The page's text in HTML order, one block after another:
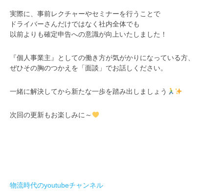
実際に、事前レクチャーやセミナーを行うことで
ドライバーさんだけではなく社内全体でも
以前よりも確定申告への意識が向上いたしました！
『個人事業主』としての働き方が気がかりになっている方、
ぜひその胸のつかえを「面談」でお話しください。
一緒に解決してから新たな一歩を踏み出しましょう
次回の更新もお楽しみに～
物流時代のyoutubeチャンネル